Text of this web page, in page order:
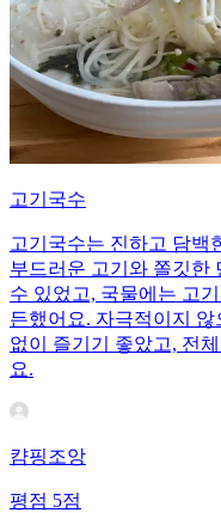
고기국수
고기국수는 진하고 담백
부드러운 고기와 쫄깃한
수 있었고, 국물에는 고
든했어요. 자극적이지
없이 즐기기 좋았고, 전
요.
캼핑조앙
평점 5점